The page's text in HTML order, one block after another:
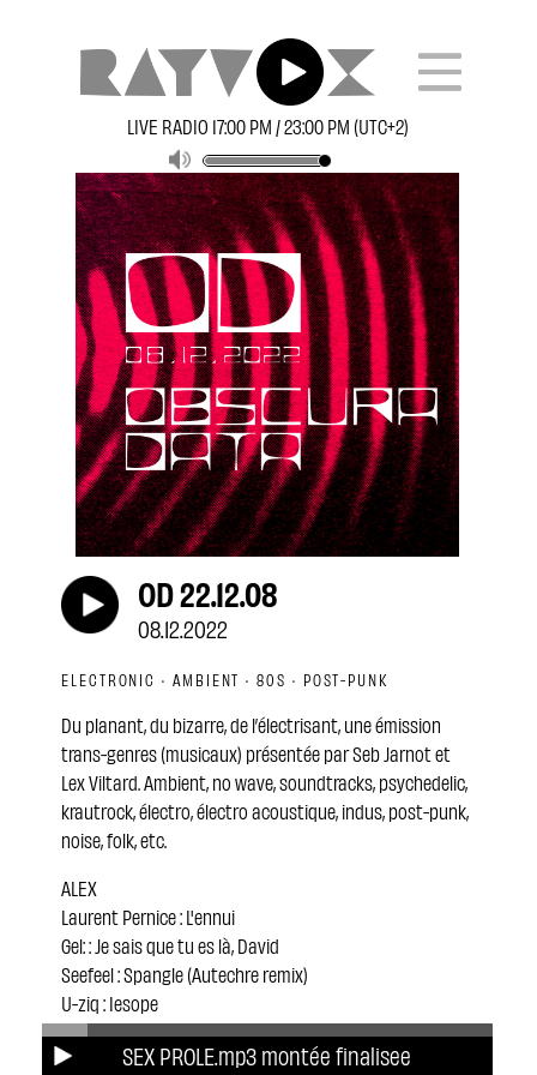
LIVE RADIO 17:00 PM / 23:00 PM (UTC+2)
SEX PROLE.mp3 montée finalisee
OD 22.12.08
08.12.2022
ELECTRONIC · AMBIENT · 80S · POST-PUNK
Du planant, du bizarre, de l’électrisant, une émission
trans-genres (musicaux) présentée par Seb Jarnot et
Lex Viltard. Ambient, no wave, soundtracks, psychedelic,
krautrock, électro, électro acoustique, indus, post-punk,
noise, folk, etc.
ALEX
Laurent Pernice : L'ennui
Gel: : Je sais que tu es là, David
Seefeel : Spangle (Autechre remix)
U-ziq : Iesope
Bernard Parmegiani : Serge sur l'île
Peter Christopherson : In my head a crystal sphere of